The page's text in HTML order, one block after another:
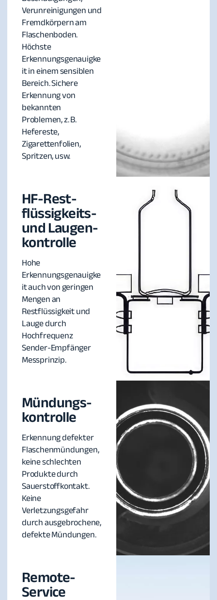
Verunreinigungen und
Fremdkörpern am
Flaschenboden.
Höchste
Erkennungsgenauigke
it in einem sensiblen
Bereich. Sichere
Erkennung von
bekannten
Problemen, z. B.
Hefereste,
Zigarettenfolien,
Spritzen, usw.
HF-Rest-
flüssigkeits-
und Laugen-
kontrolle
Hohe
Erkennungsgenauigke
it auch von geringen
Mengen an
Restflüssigkeit und
Lauge durch
Hochfrequenz
Sender-Empfänger
Messprinzip.
Mündungs-
kontrolle
Erkennung defekter
Flaschenmündungen,
keine schlechten
Produkte durch
Sauerstoffkontakt.
Keine
Verletzungsgefahr
durch ausgebrochene,
defekte Mündungen.
Remote-
Service